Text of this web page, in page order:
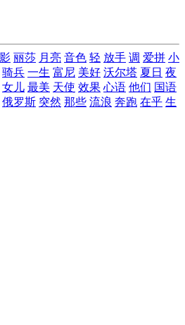
丽莎 月亮 音色 轻 放手 调 爱拼 小
骑兵 一生 富尼 美好 沃尔塔 夏日 夜
女儿 最美 天使 效果 心语 他们 国语
俄罗斯 突然 那些 流浪 奔跑 在乎 生